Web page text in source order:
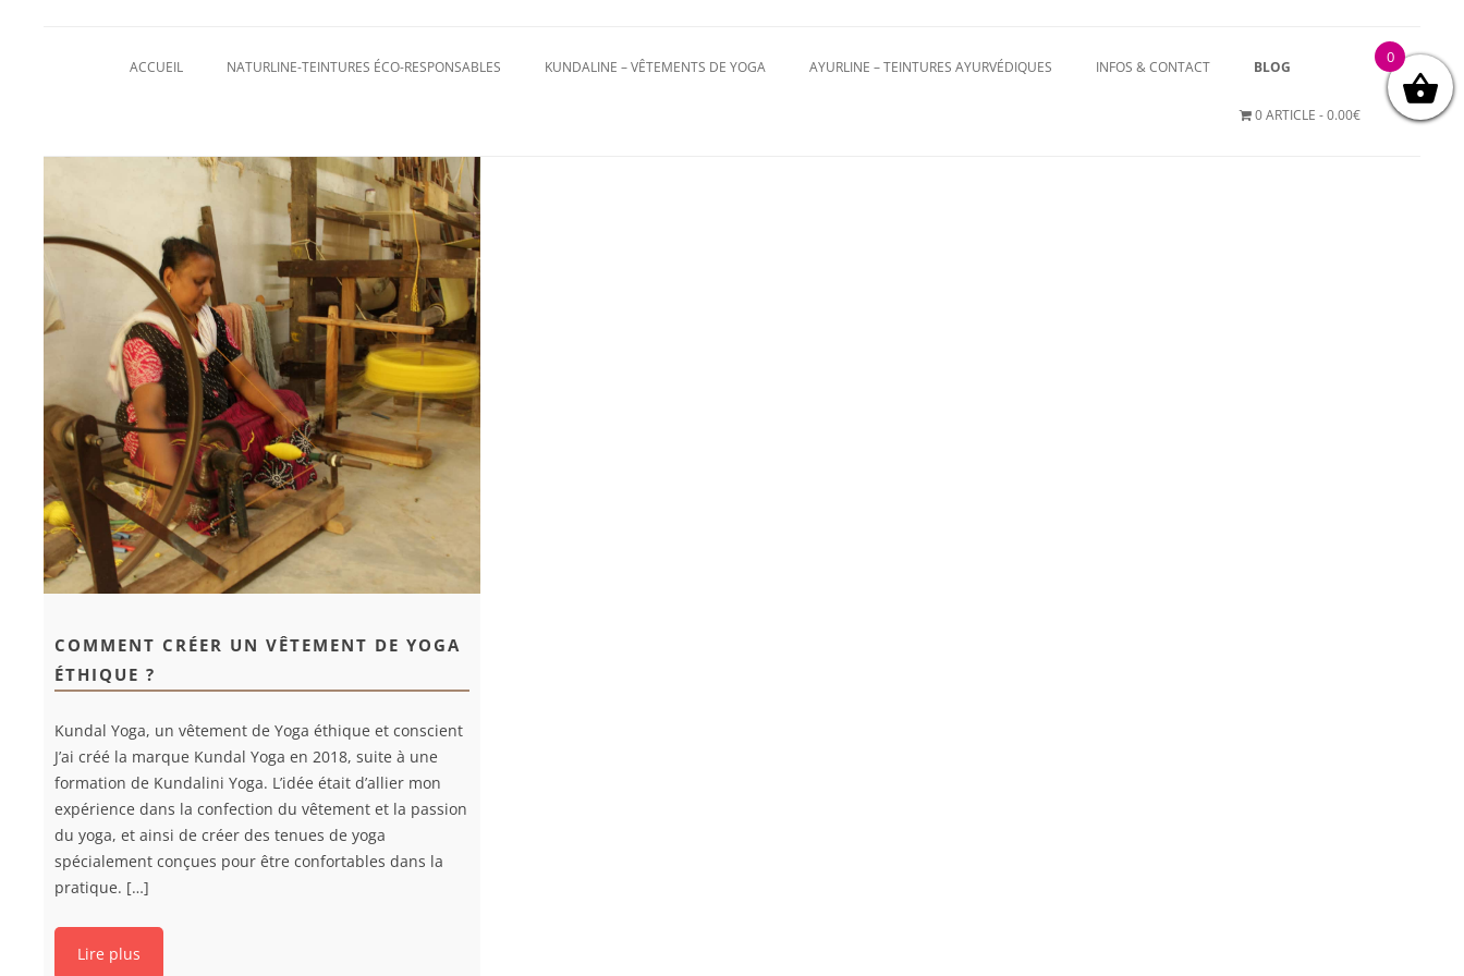
contenu
ACCUEIL NATURLINE-TEINTURES ÉCO-RESPONSABLES KUNDALINE – VÊTEMENTS DE YOGA AYURLINE – TEINTURES AYURVÉDIQUES INFOS & CONTACT BLOG
0 ARTICLE 0.00€
COMMENT CRÉER UN VÊTEMENT DE YOGA
ÉTHIQUE ?
Kundal Yoga, un vêtement de Yoga éthique et conscient
J’ai créé la marque Kundal Yoga en 2018, suite à une
formation de Kundalini Yoga. L’idée était d’allier mon
expérience dans la confection du vêtement et la passion
du yoga, et ainsi de créer des tenues de yoga
spécialement conçues pour être confortables dans la
pratique. […]
Lire plus
0